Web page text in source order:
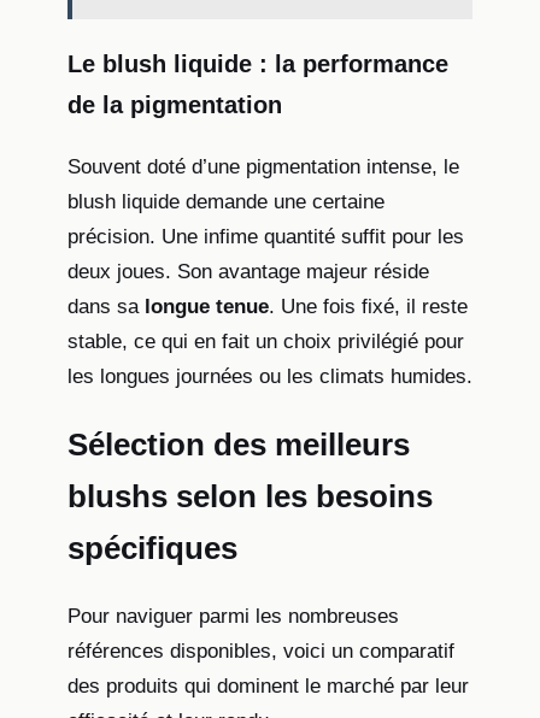
Le blush liquide : la performance
de la pigmentation
Souvent doté d’une pigmentation intense, le
blush liquide demande une certaine
précision. Une infime quantité suffit pour les
deux joues. Son avantage majeur réside
dans sa longue tenue. Une fois fixé, il reste
stable, ce qui en fait un choix privilégié pour
les longues journées ou les climats humides.
Sélection des meilleurs
blushs selon les besoins
spécifiques
Pour naviguer parmi les nombreuses
références disponibles, voici un comparatif
des produits qui dominent le marché par leur